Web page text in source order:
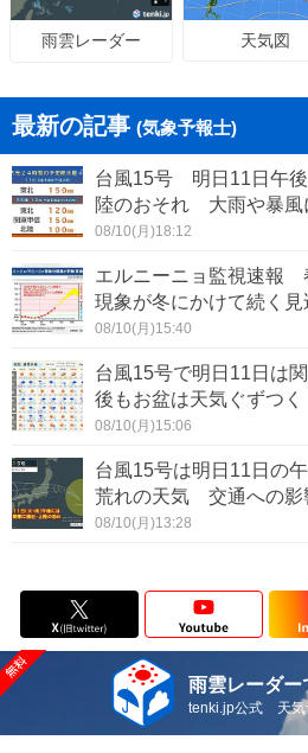
雨雲レーダー 天気図
最新の記事 (気象予報士)
台風15号 明日11日午
陸のおそれ 大雨や暴風
08/10(月)18:12
エルニーニョ監視速報
現象が冬にかけて続く見
08/10(月)15:40
台風15号で明日11日は
後もお盆は天気ぐずつく
08/10(月)15:06
台風15号は明日11日の
荒れの天気 交通への影
08/10(月)13:28
雨雲レーダー
tenki.jp公式 天気